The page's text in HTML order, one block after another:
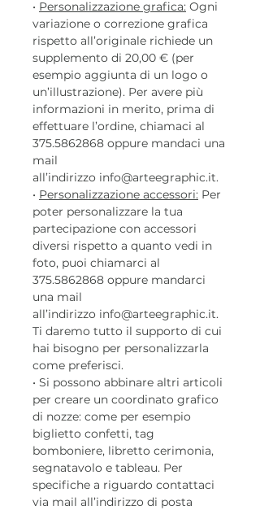
• Personalizzazione grafica: Ogni
variazione o correzione grafica
rispetto all’originale richiede un
supplemento di 20,00 € (per
esempio aggiunta di un logo o
un’illustrazione). Per avere più
informazioni in merito, prima di
effettuare l’ordine, chiamaci al
375.5862868 oppure mandaci una
mail
all’indirizzo info@arteegraphic.it.
• Personalizzazione accessori: Per
poter personalizzare la tua
partecipazione con accessori
diversi rispetto a quanto vedi in
foto, puoi chiamarci al
375.5862868 oppure mandarci
una mail
all’indirizzo info@arteegraphic.it.
Ti daremo tutto il supporto di cui
hai bisogno per personalizzarla
come preferisci.
• Si possono abbinare altri articoli
per creare un coordinato grafico
di nozze: come per esempio
biglietto confetti, tag
bomboniere, libretto cerimonia,
segnatavolo e tableau. Per
specifiche a riguardo contattaci
via mail all’indirizzo di posta